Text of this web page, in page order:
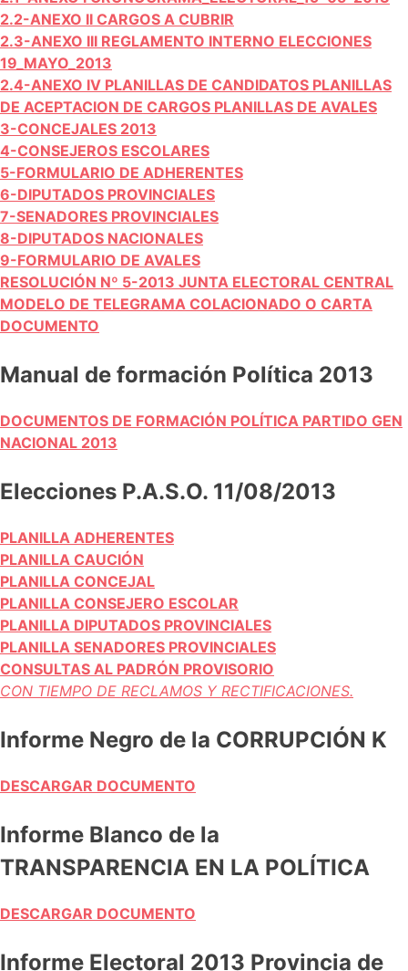
2.2-ANEXO II CARGOS A CUBRIR
2.3-ANEXO III REGLAMENTO INTERNO ELECCIONES
19_MAYO_2013
2.4-ANEXO IV PLANILLAS DE CANDIDATOS PLANILLAS
DE ACEPTACION DE CARGOS PLANILLAS DE AVALES
3-CONCEJALES 2013
4-CONSEJEROS ESCOLARES
5-FORMULARIO DE ADHERENTES
6-DIPUTADOS PROVINCIALES
7-SENADORES PROVINCIALES
8-DIPUTADOS NACIONALES
9-FORMULARIO DE AVALES
RESOLUCIÓN Nº 5-2013 JUNTA ELECTORAL CENTRAL
MODELO DE TELEGRAMA COLACIONADO O CARTA
DOCUMENTO
Manual de formación Política 2013
DOCUMENTOS DE FORMACIÓN POLÍTICA PARTIDO GEN
NACIONAL 2013
Elecciones P.A.S.O. 11/08/2013
PLANILLA ADHERENTES
PLANILLA CAUCIÓN
PLANILLA CONCEJAL
PLANILLA CONSEJERO ESCOLAR
PLANILLA DIPUTADOS PROVINCIALES
PLANILLA SENADORES PROVINCIALES
CONSULTAS AL PADRÓN PROVISORIO
CON TIEMPO DE RECLAMOS Y RECTIFICACIONES.
Informe Negro de la CORRUPCIÓN K
DESCARGAR DOCUMENTO
Informe Blanco de la
TRANSPARENCIA EN LA POLÍTICA
DESCARGAR DOCUMENTO
Informe Electoral 2013 Provincia de